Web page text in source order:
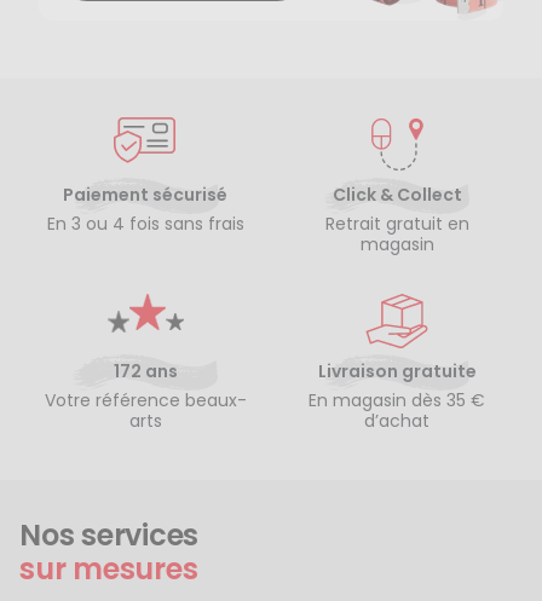
Paiement sécurisé
En 3 ou 4 fois sans frais
Click & Collect
Retrait gratuit en
magasin
172 ans
Votre référence beaux-
arts
Livraison gratuite
En magasin dès 35 €
d’achat
Nos services
sur mesures